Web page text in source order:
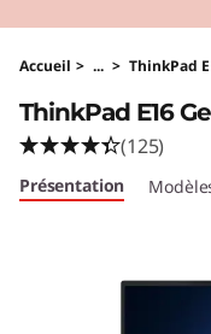
k
P
a
d
Accueil > ... > ThinkPad
ThinkPad E16
(125)
Présentation